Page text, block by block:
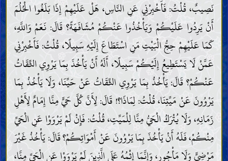
نَصِيبٌ، قُلْتُ: فَأَخْبِرْنِي عَنِ النَّاسِ، هَلْ عَلَيْهِمْ إِذَا بَلَغُوا الْحُلُمَ
أَنْ يَرِدُوا عَلَيْكُمْ وَيَأْخُذُوا عَنْكُمْ مُشَافَهَةً؟ قَالَ: نَعَمْ وَاللَّهِ،
كَمَا عَلَيْهِمْ حِجُّ الْبَيْتِ مَنِ اسْتَطَاعَ إِلَيْهِ سَبِيلًا، قُلْتُ: فَأَخْبِرْنِي
عَمَّنْ لَا يَسْتَطِيعُ إِلَيْكُمْ سَبِيلًا، أَلَهُ أَنْ يَأْخُذَ بِمَا يَرْوِي الثِّقَاتُ
عَنْكُمْ؟ قَالَ: يَأْخُذُ بِمَا يَرْوِي الثِّقَاتُ عَنْ حَيِّنَا، وَلَا يَأْخُذُ بِمَا
يَرْوُونَ عَنْ مَيِّتِنَا، قُلْتُ: لِمَاذَا؟! قَالَ: لِأَنَّ كُلَّ حَيٍّ مِنَّا إِمَامٌ لِأَهْلِ
زَمَانِهِ، وَلَا يُتْرَكُ الْحَيُّ مِنَّا لِلْمَيِّتِ، قُلْتُ: فَإِنْ لَمْ يَرْوَوْا عَنِ الْحَيِّ
مِنْكُمْ، فَلَهُ أَنْ يَأْخُذَ بِمَا يَرْوُونَ عَنْ أَمْوَاتِكُمْ؟ قَالَ: يَأْخُذُ غَيْرَ
مَرْضِيٍّ وَلَا مَأْجُورٍ، وَإِنَّمَا إِثْمُهُ عَلَى الَّذِينَ لَمْ يَرْوَوْا عَنِ الْحَيِّ مِنَّا،